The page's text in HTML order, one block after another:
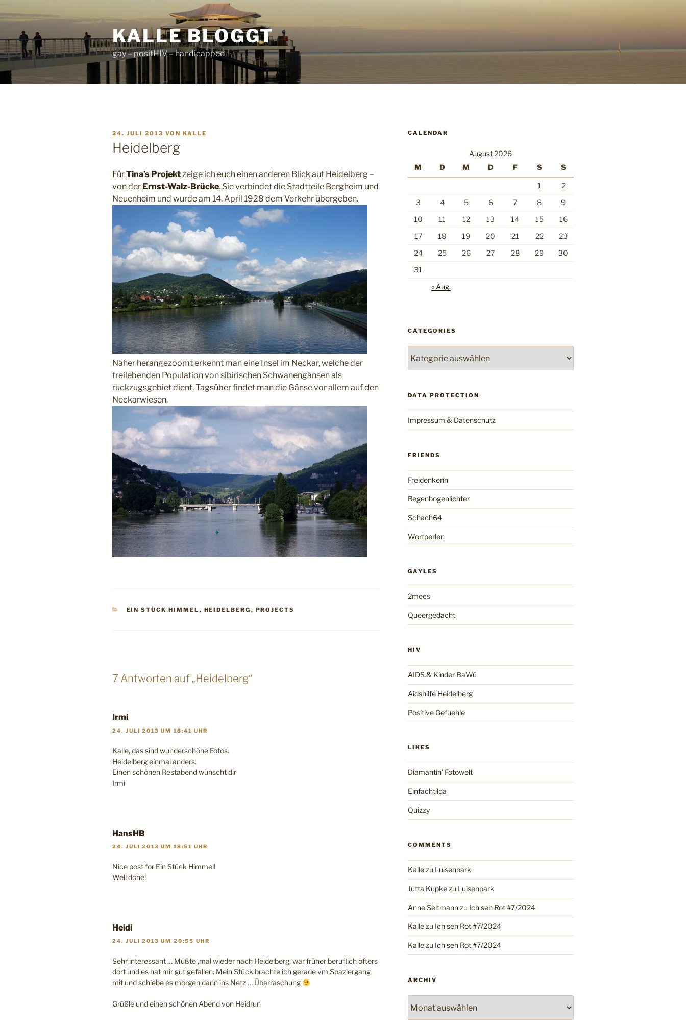
Inhalt
springen
KALLE BLOGGT
gay – positHIV – handicapped
VERÖFFENTLICHT
AM
24. JULI 2013 VON KALLE
Heidelberg
FürTina’s Projektzeige ich euch einen anderen Blick auf Heidelberg –
von der Ernst-Walz-Brücke. Sie verbindet die Stadtteile Bergheim und
Neuenheim und wurde am 14. April 1928 dem Verkehr übergeben.
Näher herangezoomt erkennt man eine Insel im Neckar, welche der
freilebenden Population von sibirischen Schwanengänsen als
rückzugsgebiet dient. Tagsüber findet man die Gänse vor allem auf den
Neckarwiesen.
KATEGORIEN
EIN STÜCK HIMMEL , HEIDELBERG , PROJECTS
7 Antworten auf „Heidelberg“
Irmi
24. JULI 2013 UM 18:41 UHR
Kalle, das sind wunderschöne Fotos.
Heidelberg einmal anders.
Einen schönen Restabend wünscht dir
Irmi
HansHB
24. JULI 2013 UM 18:51 UHR
Nice post for Ein Stück Himmel!
Well done!
Heidi
24. JULI 2013 UM 20:55 UHR
Sehr interessant … Müßte ‚mal wieder nach Heidelberg, war früher beruflich öfters
dort und es hat mir gut gefallen. Mein Stück brachte ich gerade vm Spaziergang
mit und schiebe es morgen dann ins Netz … Überraschung
Grüßle und einen schönen Abend von Heidrun
CALENDAR
August 2026
M
D M D F S S
1
2
3
4 5 6 7 8
9
10
11 12 13 14 15
16
17
18 19 20 21 22
23
24
25 26 27 28 29
30
31
« Aug.
CATEGORIES
DATA PROTECTION
Impressum & Datenschutz
FRIENDS
Freidenkerin
Regenbogenlichter
Schach64
Wortperlen
GAYLES
2mecs
Queergedacht
HIV
AIDS & Kinder BaWü
Aidshilfe Heidelberg
Positive Gefuehle
LIKES
Diamantin' Fotowelt
Einfachtilda
Quizzy
COMMENTS
Kallezu Luisenpark
Jutta Kupkezu Luisenpark
Anne Seltmannzu Ich seh Rot #7/2024
Kallezu Ich seh Rot #7/2024
Kallezu Ich seh Rot #7/2024
ARCHIV